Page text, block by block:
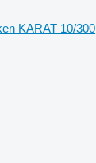
KARAT 10/300